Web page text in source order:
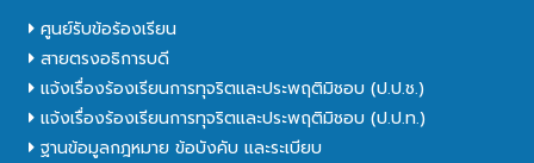
ศูนย์รับข้อร้องเรียน
สายตรงอธิการบดี
แจ้งเรื่องร้องเรียนการทุจริตและประพฤติมิชอบ (ป.ป.ช.)
แจ้งเรื่องร้องเรียนการทุจริตและประพฤติมิชอบ (ป.ป.ท.)
ฐานข้อมูลกฎหมาย ข้อบังคับ และระเบียบ